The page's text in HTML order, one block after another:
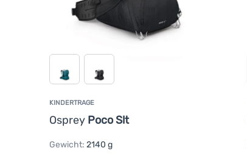
KINDERTRAGE
Osprey Poco Slt
Gewicht: 2140 g